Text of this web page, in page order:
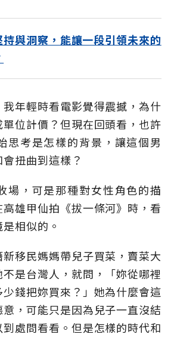
與洞察，能讓一段引領未來的
年輕時看電影覺得震撼，為什
位計價？但現在回頭看，也許
思考是怎樣的背景，讓這個男
扭曲到這樣？
場，可是那種對女性角色的描
雄甲仙拍《拔一條河》時，看
相似的。
移民媽媽帶兒子買菜，賣菜大
是台灣人，就問，「妳從哪裡
錢把妳買來？」她為什麼會這
，可能只是因為兒子一直沒結
處問看看。但是怎樣的時代和